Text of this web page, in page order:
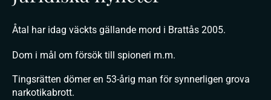
Åtal har idag väckts gällande mord i Brattås 2005.
Dom i mål om försök till spioneri m.m.
Tingsrätten dömer en 53-årig man för synnerligen grova
narkotikabrott.